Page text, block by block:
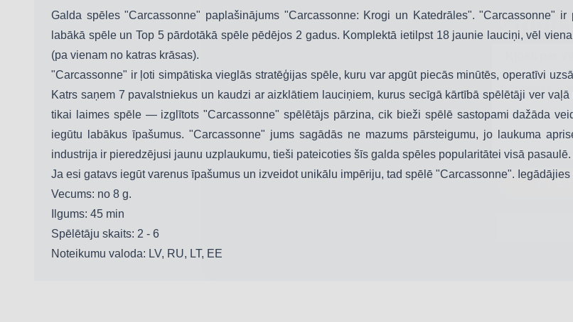
Galda spēles "Carcassonne" paplašinājums "Carcassonne: Krogi un Katedrāles". "Carcassonne"
labākā spēle un Top 5 pārdotākā spēle pēdējos 2 gadus. Komplektā ietilpst 18 jaunie lauciņi, vēl
(pa vienam no katras krāsas).
"Carcassonne" ir ļoti simpātiska vieglās stratēģijas spēle, kuru var apgūt piecās minūtēs, operatīvi
Katrs saņem 7 pavalstniekus un kaudzi ar aizklātiem lauciņiem, kurus secīgā kārtībā spēlētāji ver
tikai laimes spēle — izglītots "Carcassonne" spēlētājs pārzina, cik bieži spēlē sastopami dažāda
iegūtu labākus īpašumus. "Carcassonne" jums sagādās ne mazums pārsteigumu, jo laukuma
industrija ir pieredzējusi jaunu uzplaukumu, tieši pateicoties šīs galda spēles popularitātei visā pasaulē.
Ja esi gatavs iegūt varenus īpašumus un izveidot unikālu impēriju, tad spēlē "Carcassonne".
Vecums: no 8 g.
Ilgums: 45 min
Spēlētāju skaits: 2 - 6
Noteikumu valoda: LV, RU, LT, EE
Epasts